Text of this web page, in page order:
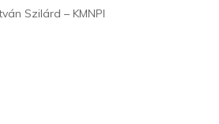
Szilárd – KMNPI